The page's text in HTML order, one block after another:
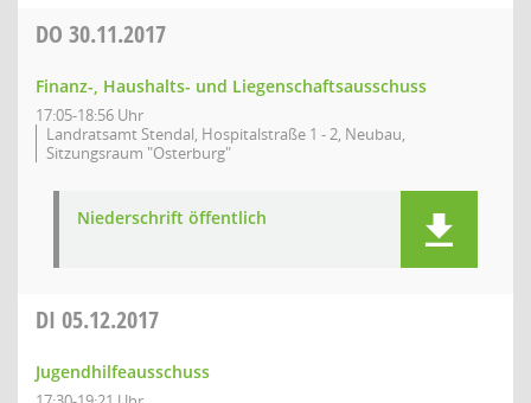
DO 30.11.2017
Finanz-, Haushalts- und Liegenschaftsausschuss
17:05-18:56 Uhr
Landratsamt Stendal, Hospitalstraße 1 - 2, Neubau,
Sitzungsraum "Osterburg"
Niederschrift öffentlich
DI 05.12.2017
Jugendhilfeausschuss